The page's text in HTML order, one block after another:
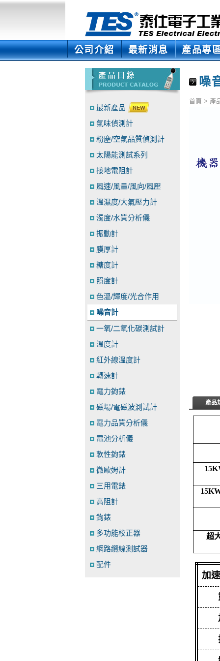
公司介紹 最新消息 產品專
最新產品
氣味偵測計
粉塵/空氣品質偵測計
太陽能測試系列
接地電阻計
風速/風量/風向/風壓
溫濕度/大氣壓力計
濁度/水質分析儀
振動計
膜厚計
糖度計
照度計
色溫/輝度/光合作用
噪音計
一氧/二氧化碳測試計
溫度計
紅外線溫度計
轉速計
電力鉤錶
磁場/電磁波測試計
電力品質分析儀
電池分析儀
軟性鉤錶
微歐姆計
三用電錶
高阻計
鉤錶
多功能校正器
網路纜線測試器
配件
噪
首頁 > 產
產品
超
加